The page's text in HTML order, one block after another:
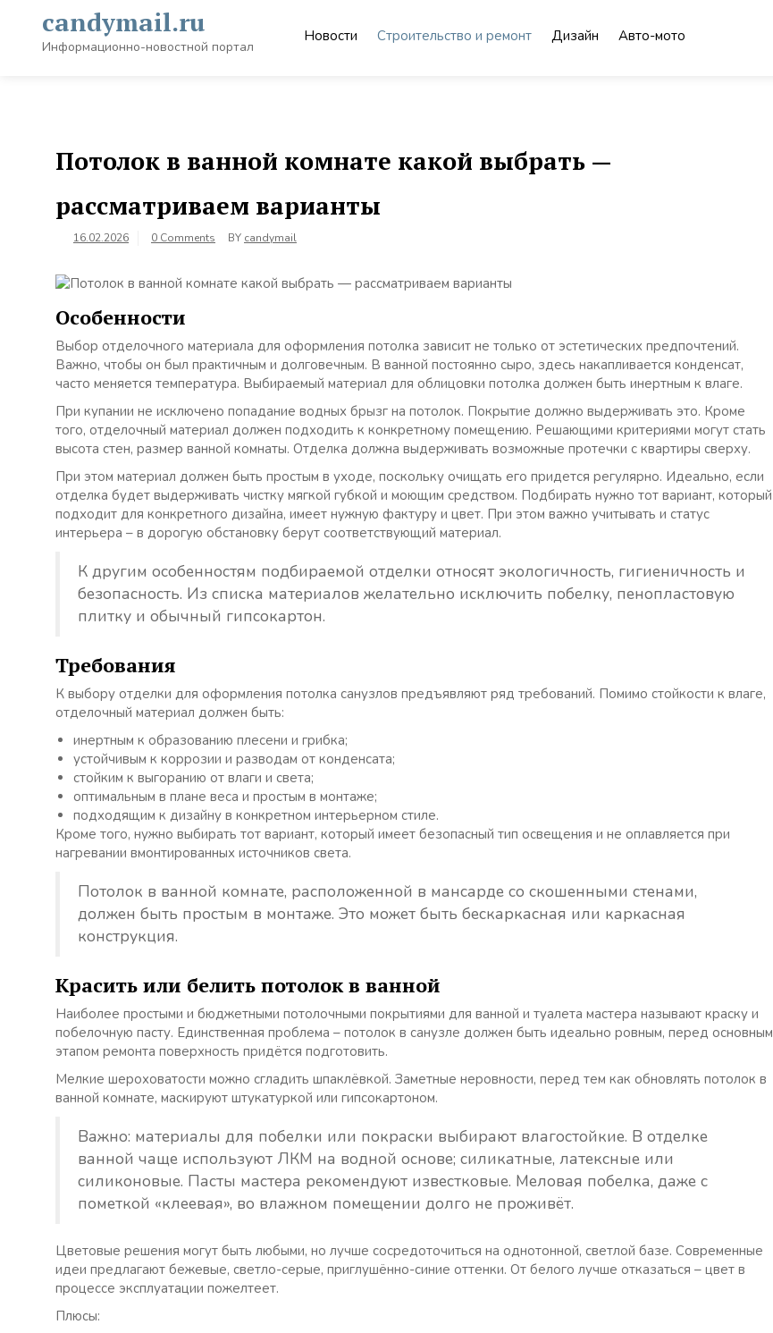
content
candymail.ru
Информационно-новостной портал
Новости Строительство и ремонт Дизайн Авто-мото
Потолок в ванной комнате какой выбрать —
рассматриваем варианты
16.02.2026 0 Comments BY candymail
Особенности
Выбор отделочного материала для оформления потолка зависит не только от эстетических предпочтений.
Важно, чтобы он был практичным и долговечным. В ванной постоянно сыро, здесь накапливается конденсат,
часто меняется температура. Выбираемый материал для облицовки потолка должен быть инертным к влаге.
При купании не исключено попадание водных брызг на потолок. Покрытие должно выдерживать это. Кроме
того, отделочный материал должен подходить к конкретному помещению. Решающими критериями могут стать
высота стен, размер ванной комнаты. Отделка должна выдерживать возможные протечки с квартиры сверху.
При этом материал должен быть простым в уходе, поскольку очищать его придется регулярно. Идеально, если
отделка будет выдерживать чистку мягкой губкой и моющим средством. Подбирать нужно тот вариант, который
подходит для конкретного дизайна, имеет нужную фактуру и цвет. При этом важно учитывать и статус
интерьера – в дорогую обстановку берут соответствующий материал.
К другим особенностям подбираемой отделки относят экологичность, гигиеничность и
безопасность. Из списка материалов желательно исключить побелку, пенопластовую
плитку и обычный гипсокартон.
Требования
К выбору отделки для оформления потолка санузлов предъявляют ряд требований. Помимо стойкости к влаге,
отделочный материал должен быть:
инертным к образованию плесени и грибка;
устойчивым к коррозии и разводам от конденсата;
стойким к выгоранию от влаги и света;
оптимальным в плане веса и простым в монтаже;
подходящим к дизайну в конкретном интерьерном стиле.
Кроме того, нужно выбирать тот вариант, который имеет безопасный тип освещения и не оплавляется при
нагревании вмонтированных источников света.
Потолок в ванной комнате, расположенной в мансарде со скошенными стенами,
должен быть простым в монтаже. Это может быть бескаркасная или каркасная
конструкция.
Красить или белить потолок в ванной
Наиболее простыми и бюджетными потолочными покрытиями для ванной и туалета мастера называют краску и
побелочную пасту. Единственная проблема – потолок в санузле должен быть идеально ровным, перед основным
этапом ремонта поверхность придётся подготовить.
Мелкие шероховатости можно сгладить шпаклёвкой. Заметные неровности, перед тем как обновлять потолок в
ванной комнате, маскируют штукатуркой или гипсокартоном.
Важно: материалы для побелки или покраски выбирают влагостойкие. В отделке
ванной чаще используют ЛКМ на водной основе; силикатные, латексные или
силиконовые. Пасты мастера рекомендуют известковые. Меловая побелка, даже с
пометкой «клеевая», во влажном помещении долго не проживёт.
Цветовые решения могут быть любыми, но лучше сосредоточиться на однотонной, светлой базе. Современные
идеи предлагают бежевые, светло-серые, приглушённо-синие оттенки. От белого лучше отказаться – цвет в
процессе эксплуатации пожелтеет.
Плюсы: